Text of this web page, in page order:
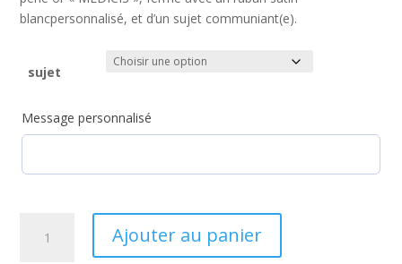
blancpersonnalisé, et d’un sujet communiant(e).
sujet
Message personnalisé
Ajouter au panier